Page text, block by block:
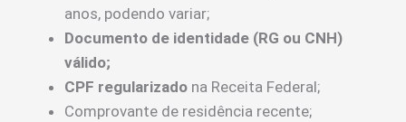
anos, podendo variar;
Documento de identidade (RG ou CNH)
válido;
CPF regularizado na Receita Federal;
Comprovante de residência recente;